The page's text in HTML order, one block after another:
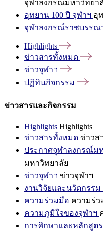
จุฬาลงกรณ์มหาวิทยา
อุทยาน 100 ปี จุฬาฯ อุ
จุฬาลงกรณ์ราชบรรณ
Highlights
ข่าวสารทั้งหมด
ข่าวจุฬาฯ
ปฏิทินกิจกรรม
ข่าวสารและกิจกรรม
Highlights Highlights
ข่าวสารทั้งหมด ข่าวส
ประกาศจุฬาลงกรณ์ม
มหาวิทยาลัย
ข่าวจุฬาฯ ข่าวจุฬาฯ
งานวิจัยและนวัตกรรม
ความร่วมมือ ความร่ว
ความภูมิใจของจุฬาฯ
การศึกษาและหลักสูตร